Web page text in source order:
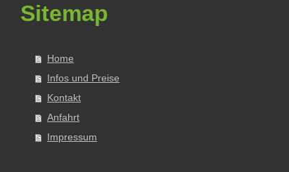
Sitemap
Home
Infos und Preise
Kontakt
Anfahrt
Impressum